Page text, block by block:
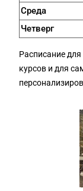
Среда
Четверг
Расписание
курсов и для